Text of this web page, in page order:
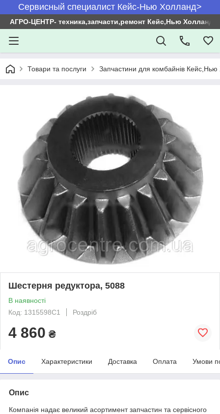
Сервисный специалист Кейс-Нью Холланд>
АГРО-ЦЕНТР- техника,запчасти,ремонт Кейс,Нью Холланд
Товари та послуги Запчастини для комбайнів
Шестерня редуктора, 5088
В наявності
Код: 1315598C1
Роздріб
4 860 ₴
Опис Характеристики Доставка Оплата Умови
Опис
Компанія надає великий асортимент запчастин та сервісного